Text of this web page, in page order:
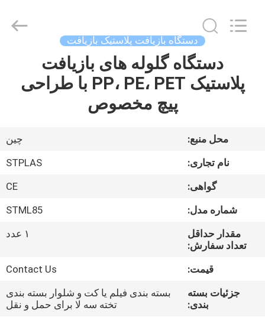
صفحه
اصلی
درباره
کارخانه
MACHINERY
CO.,LTD.
دستگاه بازیافت پلاستیک بازیافت
دستگاه گلوله های بازیافت
پلاستیک PP، PE، PET با طراحی
پیچ مخصوص
محل منبع:
چين
نام تجاری:
STPLAS
گواهی:
CE
شماره مدل:
STML85
مقدار حداقل
تعداد سفارش:
۱ عدد
قیمت:
Contact Us
جزئیات بسته
بندی:
بسته بندی فیلم یا کت و شلوار بسته بندی
تخته سه لا برای حمل و نقل